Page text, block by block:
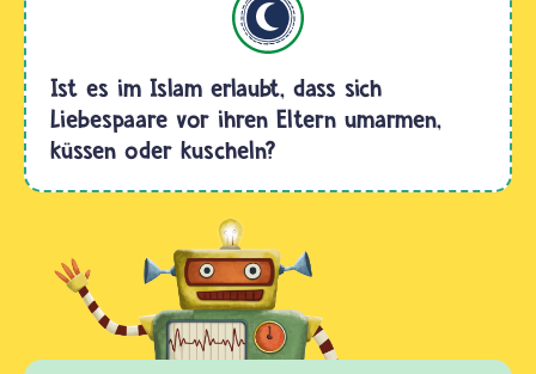
Ist es im Islam erlaubt, dass sich
Liebespaare vor ihren Eltern umarmen,
küssen oder kuscheln?